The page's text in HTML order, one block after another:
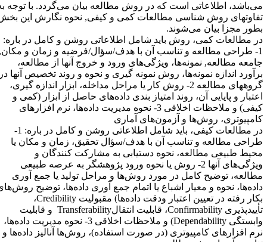
اطلاعاتی است که در روش مطالعه بیان می‌گردد. با توجه به
روش شناسی مطالعات کمی و کیفی, نحوه نگارش این بخش
مجزا بیان می‌شوند.
مطالعات کمی، روش باید شامل اطلاعاتی روشن و کامل در باره:
1- طراحی مطالعه و تناسب آن با هدف/سؤال/فرضیه و زمان و مکان,
مطالعه, نمونه‌ها، ویژگی‌های ورود و خروج آنها از مطالعه،
اندازه نمونه‌ها، روش نمونه گیری و نحوه و روند تخصیص آنها در
گروههای مطالعه 2- روش کار یا مراحل مداخله، ابزار اندازه گیری،
و پایایی آن، روند امتیاز بندی داده‌های حاصل از ابزار (کمی و
کیفی) و ملاحظات اخلاقی 3- نحوه مدیریت داده‌ها، نرم افزارهای
روش‌ها و آزمون‌های آماری
مطالعه و تناسب آن با هدف/سؤال تحقیق، زمان و مکان یا
طبیعی مطالعه، نحوه دستیابی به مشارکت کنندگان و
ویژگی‌های آنها 2- روش یا نحوه ورود پژوهشگر به عرصه طبیعی
توضیح کامل در مورد روش‌ها و مراحل تولید یا جمع آوری
نحوه و معیار اشباع یا اتمام جمع آوری داده‌ها، توضیح روش‌های
رفته در تعیین اعتبار ودقت داده‌ها(مقبولیتCredibility،
Confirmability، قابلیت انتقالTransferabilityو قابلیت
Dependability
)
و ملاحظات اخلاقی 3- نحوه مدیریت داده‌ها،
افزارهای کامپیوتری (در صورت استفاده)، روش‌ها آنالیز داده‌ها و